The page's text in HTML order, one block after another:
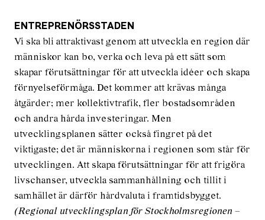
ENTREPRENÖRSSTADEN
Vi ska bli attraktivast genom att utveckla en region där
människor kan bo, verka och leva på ett sätt som
skapar förutsättningar för att utveckla idéer och skapa
förnyelseförmåga. Det kommer att krävas många
åtgärder; mer kollektivtrafik, fler bostadsområden
och andra hårda investeringar. Men
utvecklingsplanen sätter också fingret på det
viktigaste; det är människorna i regionen som står för
utvecklingen. Att skapa förutsättningar för att frigöra
livschanser, utveckla sammanhållning och tillit i
samhället är därför hårdvaluta i framtidsbygget.
(Regional utvecklingsplan för Stockholmsregionen –